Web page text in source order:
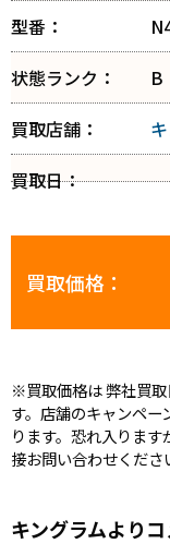
型番：
状態ランク：
B
買取店舗：
買取日：
買取価格：
※買取価格は 弊社買
す。店舗のキャンペ
ります。恐れ入りま
接お問い合わせくださ
キングラムより